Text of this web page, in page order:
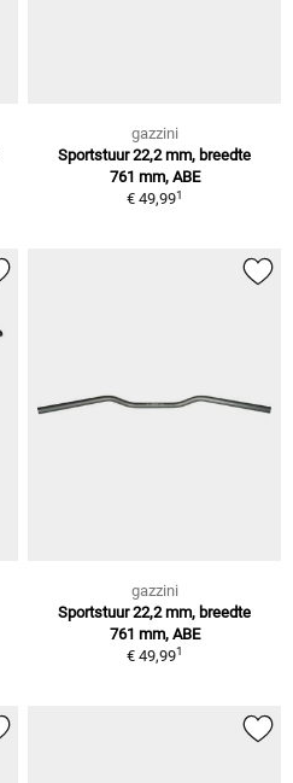
gazzini
Sportstuur 22,2 mm, breedte
761 mm, ABE
€ 49,991
gazzini
Sportstuur 22,2 mm, breedte
761 mm, ABE
€ 49,991